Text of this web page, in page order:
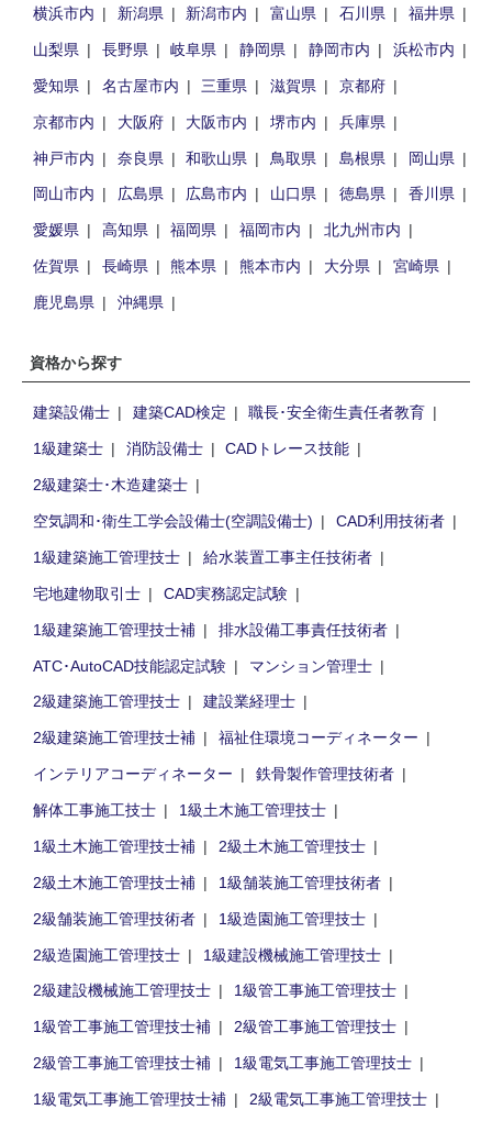
横浜市内
新潟県 新潟市内 富山県 石川県
福井県
山梨県
長野県 岐阜県 静岡県 静岡市内
浜松市内
愛知県
名古屋市内 三重県 滋賀県
京都府
京都市内
大阪府 大阪市内 堺市内
兵庫県
神戸市内
奈良県 和歌山県 鳥取県 島根県
岡山県
岡山市内
広島県 広島市内 山口県 徳島県
香川県
愛媛県
高知県 福岡県 福岡市内
北九州市内
佐賀県
長崎県 熊本県 熊本市内 大分県
宮崎県
鹿児島県
沖縄県
資格から探す
建築設備士 建築CAD検定
職長･安全衛生責任者教育
1級建築士
消防設備士
CADトレース技能
2級建築士･木造建築士
空気調和･衛生工学会設備士(空調設備士)
CAD利用技術者
1級建築施工管理技士
給水装置工事主任技術者
宅地建物取引士
CAD実務認定試験
1級建築施工管理技士補
排水設備工事責任技術者
ATC･AutoCAD技能認定試験
マンション管理士
2級建築施工管理技士
建設業経理士
2級建築施工管理技士補
福祉住環境コーディネーター
インテリアコーディネーター
鉄骨製作管理技術者
解体工事施工技士
1級土木施工管理技士
1級土木施工管理技士補
2級土木施工管理技士
2級土木施工管理技士補
1級舗装施工管理技術者
2級舗装施工管理技術者
1級造園施工管理技士
2級造園施工管理技士
1級建設機械施工管理技士
2級建設機械施工管理技士
1級管工事施工管理技士
1級管工事施工管理技士補
2級管工事施工管理技士
2級管工事施工管理技士補
1級電気工事施工管理技士
1級電気工事施工管理技士補
2級電気工事施工管理技士